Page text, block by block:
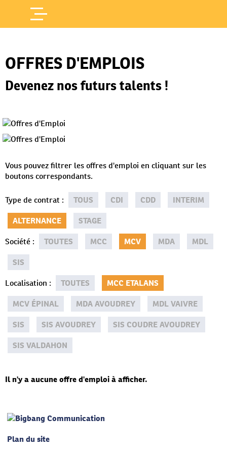
OFFRES D'EMPLOIS
Devenez nos futurs talents !
Vous pouvez filtrer les offres d'emploi en cliquant sur les
boutons correspondants.
Type de contrat : TOUS CDI CDD
INTERIM
ALTERNANCE
STAGE
Société : TOUTES MCC MCV MDA
MDL
SIS
Localisation : TOUTES
MCC ETALANS
MCV ÉPINAL
MDA AVOUDREY
MDL VAIVRE
SIS
SIS AVOUDREY
SIS COUDRE AVOUDREY
SIS VALDAHON
Il n'y a aucune offre d'emploi à afficher.
Plan du site